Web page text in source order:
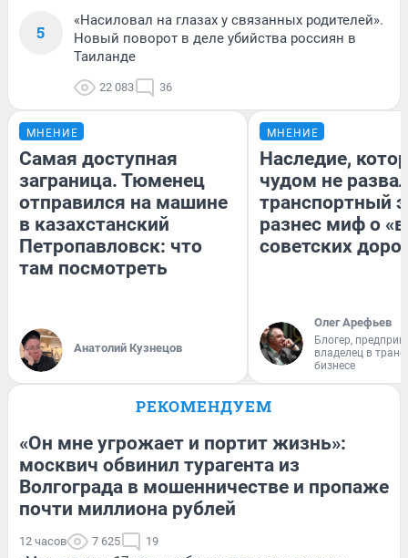
5
«Насиловал на глазах у связанных родителей».
Новый поворот в деле убийства россиян в
Таиланде
22 083 36
МНЕНИЕ
Самая доступная
заграница. Тюменец
отправился на машине
в казахстанский
Петропавловск: что
там посмотреть
Анатолий Кузнецов
МНЕНИЕ
Наследие,
чудом не
транспортный
разнес миф о
советских
Олег Арефьев
Блогер,
владелец в
бизнесе
РЕКОМЕНДУЕМ
«Он мне угрожает и портит жизнь»:
москвич обвинил турагента из
Волгограда в мошенничестве и пропаже
почти миллиона рублей
12 часов 7 625 19